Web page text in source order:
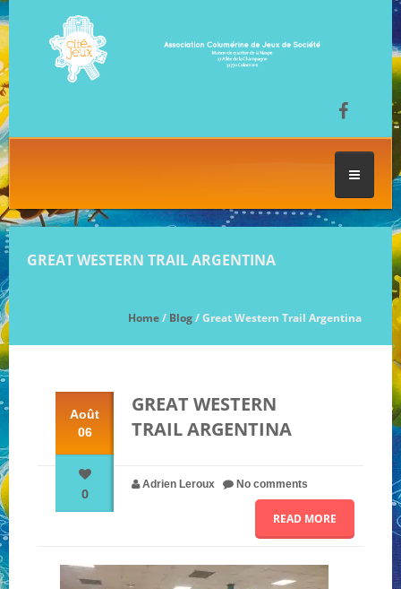
FESTIVAL DU JEU
NOS PARTENAIRES
QUI SOMMES-NOUS ?
NOUS CONTACTER !
GREAT WESTERN TRAIL ARGENTINA
Home/ Blog/ Great Western Trail Argentina
Août
06
0
GREAT WESTERN
TRAIL ARGENTINA
Adrien Leroux No comments
READ MORE